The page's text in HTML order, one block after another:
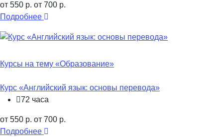
от 550 р. от 700 р.
Подробнее
Курсы на тему «Образование»
Курс «Английский язык: основы перевода»
72 часа
от 550 р. от 700 р.
Подробнее